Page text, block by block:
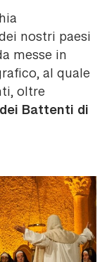
nostri paesi
messe in
al quale
oltre
Battenti di